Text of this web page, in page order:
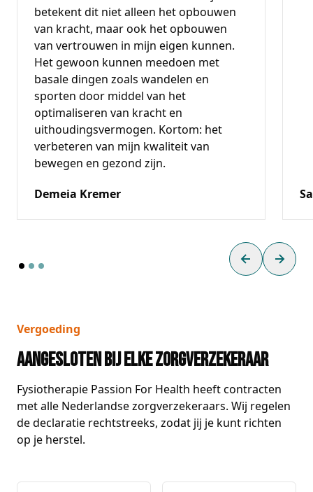
betekent dit niet alleen het opbouwen
van kracht, maar ook het opbouwen
van vertrouwen in mijn eigen kunnen.
Het gewoon kunnen meedoen met
basale dingen zoals wandelen en
sporten door middel van het
optimaliseren van kracht en
uithoudingsvermogen. Kortom: het
verbeteren van mijn kwaliteit van
bewegen en gezond zijn.
Demeia Kremer
PreviousNext
Vergoeding
Aangesloten bij elke zorgverzekeraar
Fysiotherapie Passion For Health heeft contracten
met alle Nederlandse zorgverzekeraars. Wij regelen
de declaratie rechtstreeks, zodat jij je kunt richten
op je herstel.